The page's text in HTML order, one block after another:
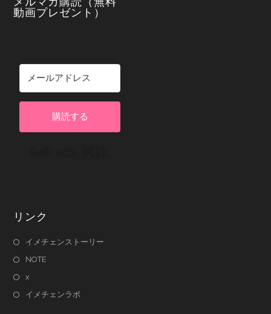
動画プレゼント）
購読する
リンク
イメチェンストーリー
NOTE
x
イメチェンラボ